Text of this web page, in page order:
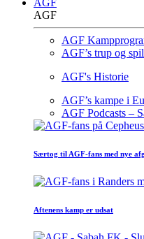
AGF
AGF
AGF
AGF’s trup og
AGF's Historie
AGF’s kampe i
AGF Podcasts –
Særtog til AGF-fans med nye
Aftenens kamp er udsat